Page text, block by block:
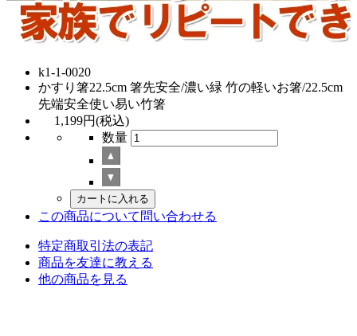
k1-1-0020
かすり箸22.5cm 箸先安全/濃い緑 竹の軽いお箸/22.5cm
先端安全使い易い竹箸
1,199円(税込)
数量
この商品について問い合わせる
特定商取引法の表記
商品を友達に教える
他の商品を見る